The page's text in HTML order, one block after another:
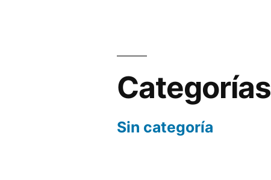
Categorías
Sin categoría